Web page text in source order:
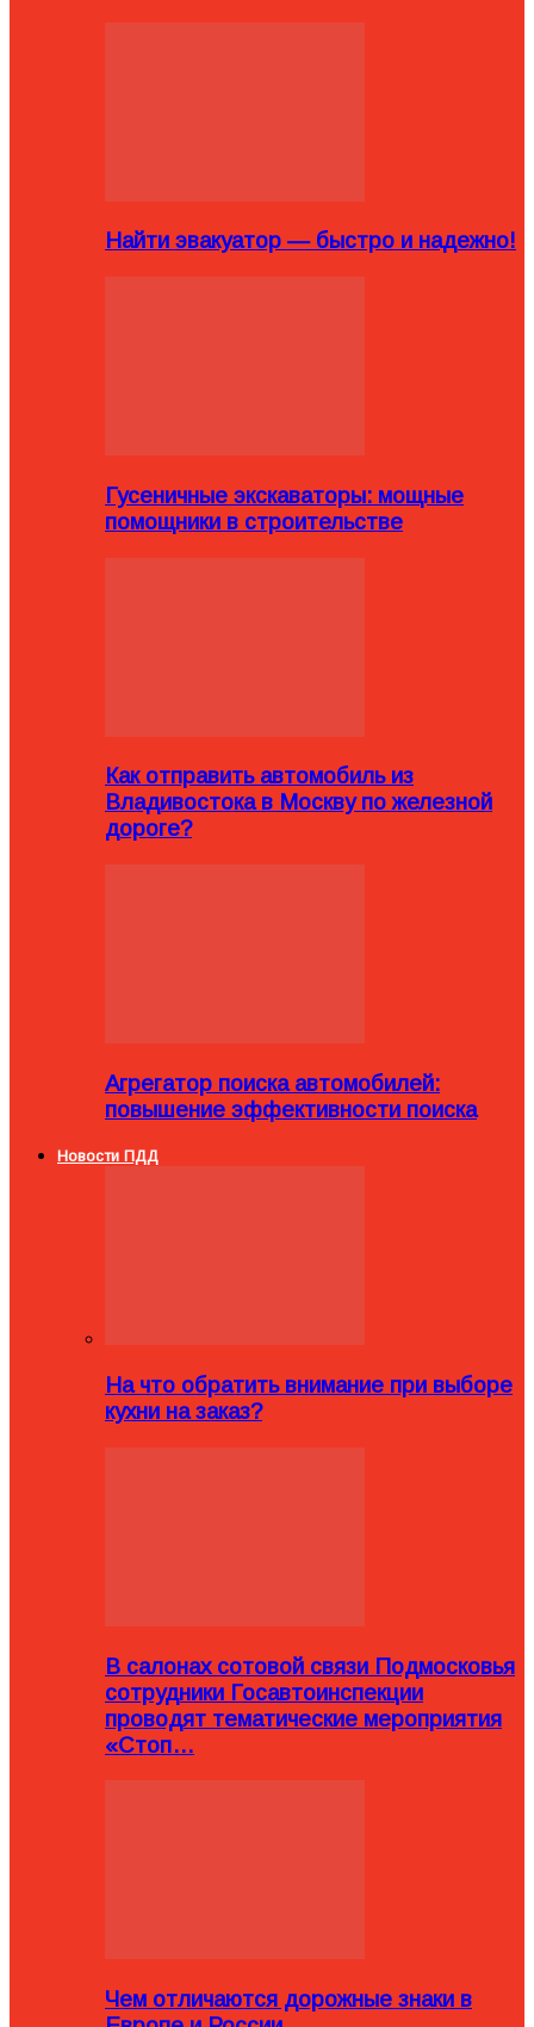
Найти эвакуатор — быстро и надежно!
Гусеничные экскаваторы: мощные
помощники в строительстве
Как отправить автомобиль из
Владивостока в Москву по железной
дороге?
Агрегатор поиска автомобилей:
повышение эффективности поиска
Новости ПДД
На что обратить внимание при выборе
кухни на заказ?
В салонах сотовой связи Подмосковья
сотрудники Госавтоинспекции
проводят тематические мероприятия
«Стоп…
Чем отличаются дорожные знаки в